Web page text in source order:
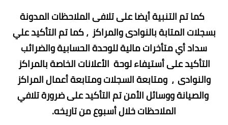
كما تم التنبية أيضا على تلافى الملاحظات المدونة
بسجلات المتابة بالنوادى والمراكز ، كما تم التأكيد علي
سداد أي متأخرات مالية للوحدة الحسابية والضرائب
التأكيد على أستيفاء لوحة الأعلانات الخاصة بالمراكز
والنوادى ، ومتابعة السجلات ومتابعة أعمال المراكز
والصيانة ووسائل الأمن تم التأكيد على ضرورة تلافي
الملاحظات خلال أسبوع من تاريخه.